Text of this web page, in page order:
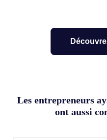
Les entrepreneurs
ont aussi